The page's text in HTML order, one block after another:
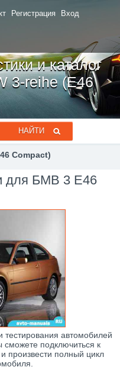
Регистрация Вход
и каталог
3-reihe (E46
Compact)
для БМВ 3 Е46
тестирования автомобилей
подключиться к
произвести полный цикл